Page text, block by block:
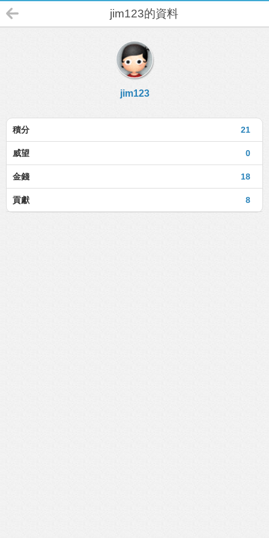
jim123的資料
jim123
21
積分
0
威望
18
金錢
8
貢獻